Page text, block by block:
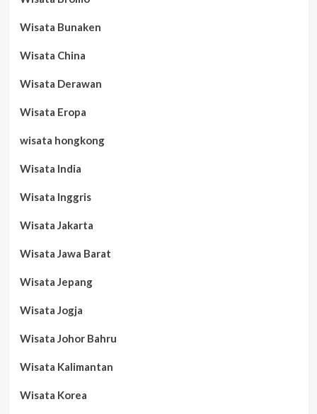
Wisata Bunaken
Wisata China
Wisata Derawan
Wisata Eropa
wisata hongkong
Wisata India
Wisata Inggris
Wisata Jakarta
Wisata Jawa Barat
Wisata Jepang
Wisata Jogja
Wisata Johor Bahru
Wisata Kalimantan
Wisata Korea